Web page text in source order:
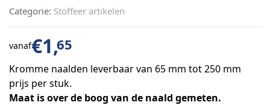
Categorie: Stoffeer artikelen
vanaf€1,65
Kromme naalden leverbaar van 65 mm tot 250 mm
prijs per stuk.
Maat is over de boog van de naald gemeten.